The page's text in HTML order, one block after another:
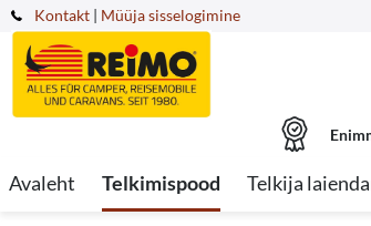
Kontakt | Müüja sisselogimine
Avaleht Telkimispood Telkija